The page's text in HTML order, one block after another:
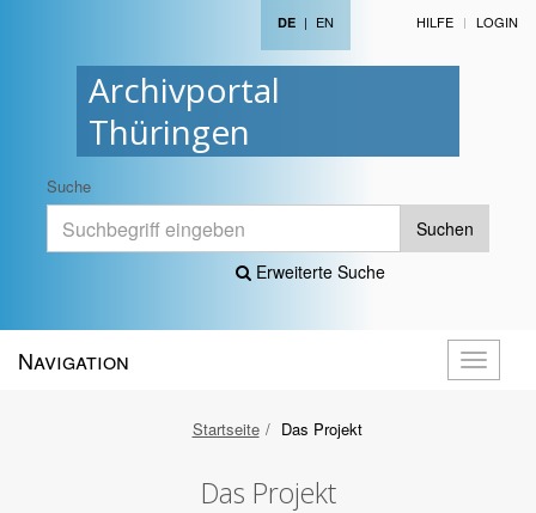
Archivportal
Thüringen
DE | EN HILFE LOGIN
Suche
Suchen
Erweiterte Suche
öffnen
Navigation
Startseite Das Projekt
Das Projekt